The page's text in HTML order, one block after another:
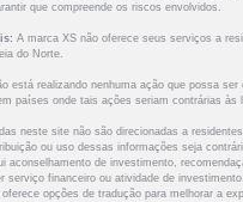
que compreende os riscos envolvidos.
A marca XS não oferece seus serviços a
do Norte.
está realizando nenhuma ação que possa
países onde tais ações seriam contrárias às
neste site não são direcionadas a
ou uso dessas informações seja
aconselhamento de investimento,
serviço financeiro ou atividade de investimento.
opções de tradução para melhorar a